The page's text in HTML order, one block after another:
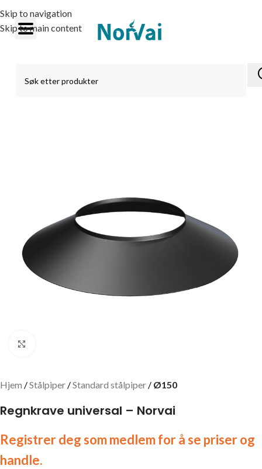
Skip to navigation
Skip to main content
Hjem Stålpiper Standard stålpiper Ø150
Regnkrave universal – Norvai
Registrer deg som medlem for å se priser og
handle.